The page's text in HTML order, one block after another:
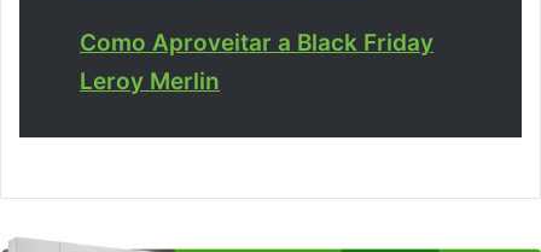
Como Aproveitar a Black Friday
Leroy Merlin